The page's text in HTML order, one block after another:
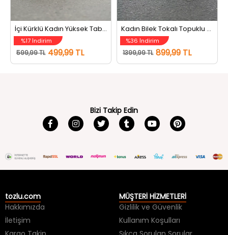
İçi Kürklü Kadın Yüksek Taban Bot Füme
%17 İndirim
599,99 TL 499,99 TL
Kadın Bilek Tokalı Topuklu Bot Siyah
%36 İndirim
1399,99 TL 899,99 TL
Bizi Takip Edin
tozlu.com
Hakkımızda
İletişim
MÜŞTERİ HİZMETLERİ
Gizlilik ve Güvenlik
Kullanım Koşulları